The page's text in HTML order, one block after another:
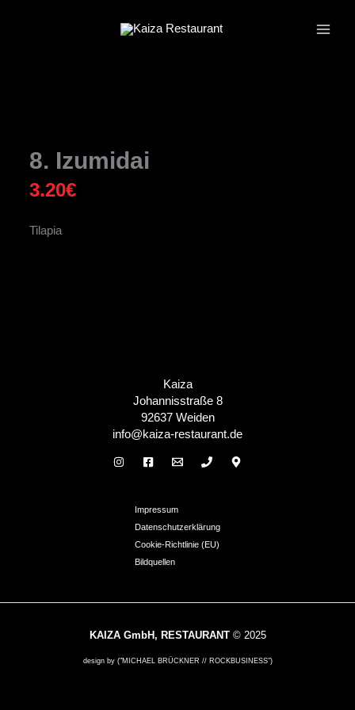
8. Izumidai
3.20€
Tilapia
Kaiza
Johannisstraße 8
92637 Weiden
info@kaiza-restaurant.de
Impressum
Datenschutzerklärung
Cookie-Richtlinie (EU)
Bildquellen
KAIZA GmbH, RESTAURANT© 2025
design by ("MICHAEL BRÜCKNER // ROCKBUSINESS")